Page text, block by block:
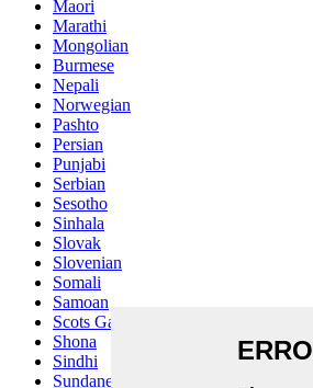
Maori
Marathi
Mongolian
Burmese
Nepali
Norwegian
Pashto
Persian
Punjabi
Serbian
Sesotho
Sinhala
Slovak
Slovenian
Somali
Samoan
Scots Gaelic
Shona
Sindhi
Sundanese